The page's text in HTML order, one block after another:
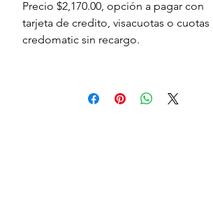
Precio $2,170.00, opción a pagar con
tarjeta de credito, visacuotas o cuotas
credomatic sin recargo.